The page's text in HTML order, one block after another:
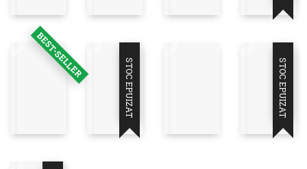
BEST-SELLER
STOC EPUIZAT
STOC EPUIZAT